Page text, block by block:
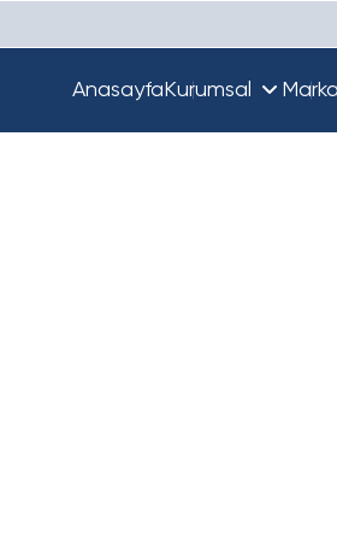
Anasayfa Kurumsal